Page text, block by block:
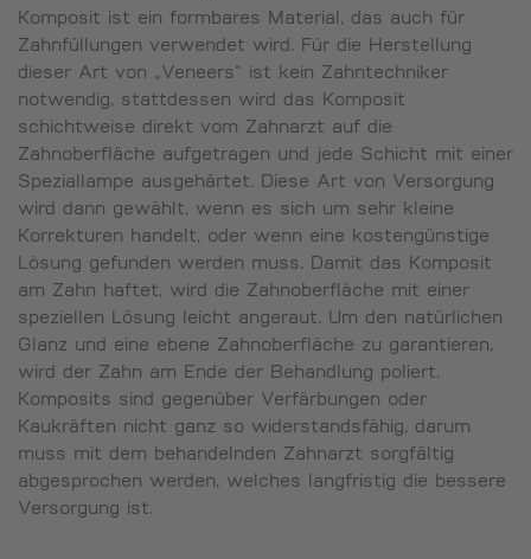
Komposit ist ein formbares Material, das auch für
Zahnfüllungen verwendet wird. Für die Herstellung
dieser Art von „Veneers“ ist kein Zahntechniker
notwendig, stattdessen wird das Komposit
schichtweise direkt vom Zahnarzt auf die
Zahnoberfläche aufgetragen und jede Schicht mit einer
Speziallampe ausgehärtet. Diese Art von Versorgung
wird dann gewählt, wenn es sich um sehr kleine
Korrekturen handelt, oder wenn eine kostengünstige
Lösung gefunden werden muss. Damit das Komposit
am Zahn haftet, wird die Zahnoberfläche mit einer
speziellen Lösung leicht angeraut. Um den natürlichen
Glanz und eine ebene Zahnoberfläche zu garantieren,
wird der Zahn am Ende der Behandlung poliert.
Komposits sind gegenüber Verfärbungen oder
Kaukräften nicht ganz so widerstandsfähig, darum
muss mit dem behandelnden Zahnarzt sorgfältig
abgesprochen werden, welches langfristig die bessere
Versorgung ist.